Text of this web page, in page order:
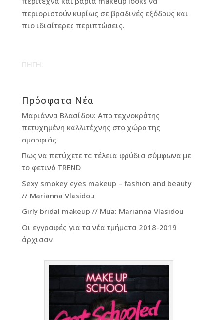
περιοριστούν κυρίως σε βραδινές εξόδους και
πιο ιδιαίτερες περιπτώσεις.
ΠΗΓΗ:
Πρόσφατα Νέα
Μαριάννα Βλασίδου: Απο τεχνοκράτης
πετυχημένη καλλιτέχνης στο χώρο της
ομορφιάς
Πως να πετύχετε τα τέλεια φρύδια σύμφωνα με
το φετινό TREND
Sexy smokey eyes makeup – fashion and beauty
// Marianna Vlasidou
Girly bridal makeup // Mua: Marianna Vlasidou
Οι εγγραφές για τα νέα τμήματα 2018-2019
άρχισαν